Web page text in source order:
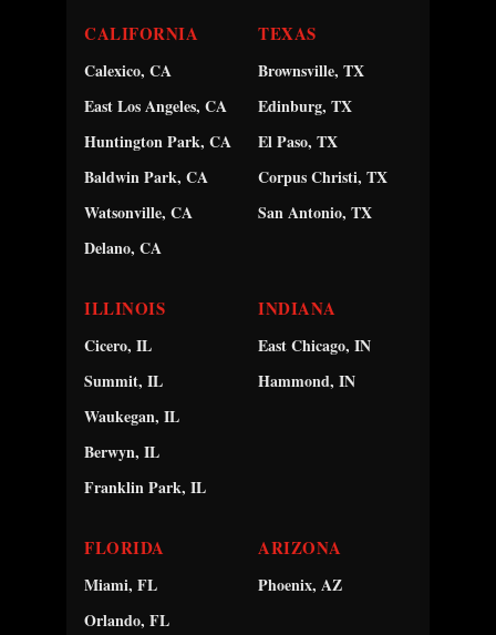
CALIFORNIA
Calexico, CA
East Los Angeles, CA
Huntington Park, CA
Baldwin Park, CA
Watsonville, CA
Delano, CA
TEXAS
Brownsville, TX
Edinburg, TX
El Paso, TX
Corpus Christi, TX
San Antonio, TX
ILLINOIS
Cicero, IL
Summit, IL
Waukegan, IL
Berwyn, IL
Franklin Park, IL
INDIANA
East Chicago, IN
Hammond, IN
FLORIDA
Miami, FL
Orlando, FL
ARIZONA
Phoenix, AZ